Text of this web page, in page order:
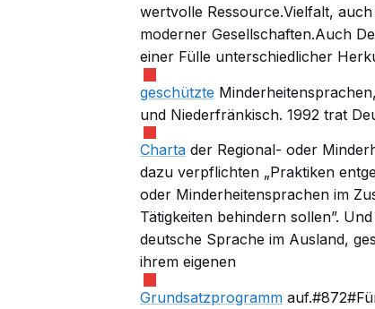
wertvolle Ressource.Vielfalt,
moderner Gesellschaften.Auch
einer Fülle unterschiedlicher
geschützte
und Niederfränkisch. 1992 trat
Charta der Regional- oder
dazu verpflichten „Praktiken
oder Minderheitensprachen im
Tätigkeiten behindern sollen”.
deutsche Sprache im Ausland,
ihrem eigenen
Grundsatzprogramm